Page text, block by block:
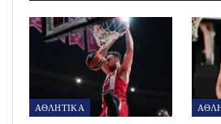
ΑΘΛΗΤΙΚΑ